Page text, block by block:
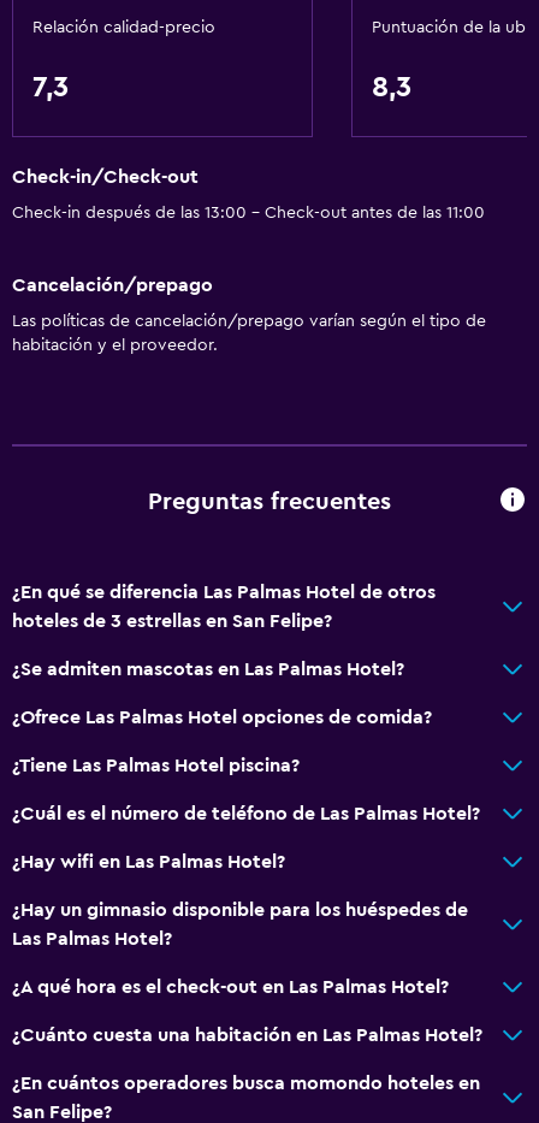
Relación calidad-precio
7,3
Puntuación de la
8,3
Check-in/Check-out
Check-in después de las 13:00 - Check-out antes de las 11:00
Cancelación/prepago
Las políticas de cancelación/prepago varían según el tipo de
habitación y el proveedor.
Preguntas frecuentes
¿En qué se diferencia Las Palmas Hotel de otros
hoteles de 3 estrellas en San Felipe?
¿Se admiten mascotas en Las Palmas Hotel?
¿Ofrece Las Palmas Hotel opciones de comida?
¿Tiene Las Palmas Hotel piscina?
¿Cuál es el número de teléfono de Las Palmas Hotel?
¿Hay wifi en Las Palmas Hotel?
¿Hay un gimnasio disponible para los huéspedes de
Las Palmas Hotel?
¿A qué hora es el check-out en Las Palmas Hotel?
¿Cuánto cuesta una habitación en Las Palmas Hotel?
¿En cuántos operadores busca momondo hoteles en
San Felipe?